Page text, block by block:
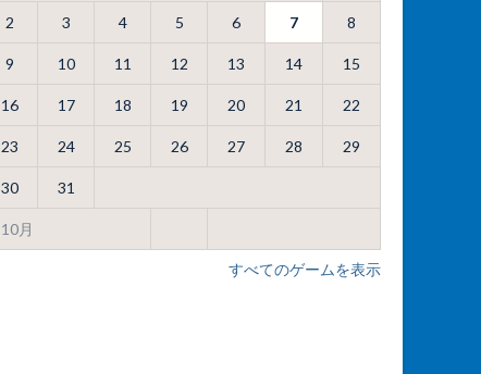
10月
2 3 4 5 6 7 8
9 10 11 12 13 14 15
16 17 18 19 20 21 22
23 24 25 26 27 28 29
30 31
すべてのゲームを表示